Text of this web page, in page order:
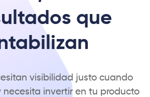
que
visibilidad justo cuando
necesita invertir en tu producto